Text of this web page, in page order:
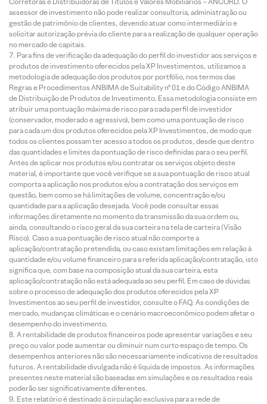
assessor de investimento não pode realizar consultoria, administração ou
gestão de patrimônio de clientes, devendo atuar como intermediário e
solicitar autorização prévia do cliente para a realização de qualquer operação
no mercado de capitais.
Para fins de verificação da adequação do perfil do investidor aos serviços e
produtos de investimento oferecidos pela XP Investimentos, utilizamos a
metodologia de adequação dos produtos por portfólio, nos termos das
Regras e Procedimentos ANBIMA de Suitability nº 01 e do Código ANBIMA
de Distribuição de Produtos de Investimento. Essa metodologia consiste em
atribuir uma pontuação máxima de risco para cada perfil de investidor
(conservador, moderado e agressivo), bem como uma pontuação de risco
para cada um dos produtos oferecidos pela XP Investimentos, de modo que
todos os clientes possam ter acesso a todos os produtos, desde que dentro
das quantidades e limites da pontuação de risco definidas para o seu perfil.
Antes de aplicar nos produtos e/ou contratar os serviços objeto deste
material, é importante que você verifique se a sua pontuação de risco atual
comporta a aplicação nos produtos e/ou a contratação dos serviços em
questão, bem como se há limitações de volume, concentração e/ou
quantidade para a aplicação desejada. Você pode consultar essas
informações diretamente no momento da transmissão da sua ordem ou,
ainda, consultando o risco geral da sua carteira na tela de carteira (Visão
Risco). Caso a sua pontuação de risco atual não comporte a
aplicação/contratação pretendida, ou caso existam limitações em relação à
quantidade e/ou volume financeiro para a referida aplicação/contratação, isto
significa que, com base na composição atual da sua carteira, esta
aplicação/contratação não está adequada ao seu perfil. Em caso de dúvidas
sobre o processo de adequação dos produtos oferecidos pela XP
Investimentos ao seu perfil de investidor, consulte o FAQ. As condições de
mercado, mudanças climáticas e o cenário macroeconômico podem afetar o
desempenho do investimento.
A rentabilidade de produtos financeiros pode apresentar variações e seu
preço ou valor pode aumentar ou diminuir num curto espaço de tempo. Os
desempenhos anteriores não são necessariamente indicativos de resultados
futuros. A rentabilidade divulgada não é líquida de impostos. As informações
presentes neste material são baseadas em simulações e os resultados reais
poderão ser significativamente diferentes.
Este relatório é destinado à circulação exclusiva para a rede de